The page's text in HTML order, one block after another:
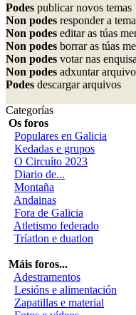
Podes publicar novos temas
Non podes responder a
Non podes editar as túas
Non podes borrar as túas
Non podes votar nas
Non podes adxuntar
Podes descargar arquivos
Categorías
Os foros
Populares en Galicia
Kedadas e grupos
O Circuíto 2023
Diario de...
Montaña
Andainas
Fora de Galicia
Atletismo federado
Tríatlon e duatlon
Máis foros...
Adestramentos
Lesións e alimentación
Zapatillas e material